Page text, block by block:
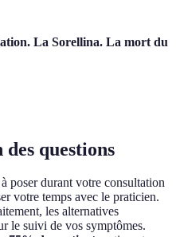
La Sorellina. La mort du
questions
poser durant votre consultation
votre temps avec le praticien.
les alternatives
le suivi de vos symptômes.